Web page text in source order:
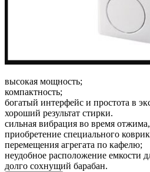
высокая мощность;
компактность;
богатый интерфейс и простота в
хороший результат стирки.
сильная вибрация во время
приобретение специального
перемещения агрегата по кафелю;
неудобное расположение емкости
долго сохнущий барабан.